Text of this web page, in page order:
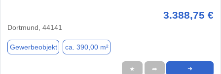
3.388,75 €
Dortmund, 44141
Gewerbeobjekt ca. 390,00 m²
★ ➦ ➜